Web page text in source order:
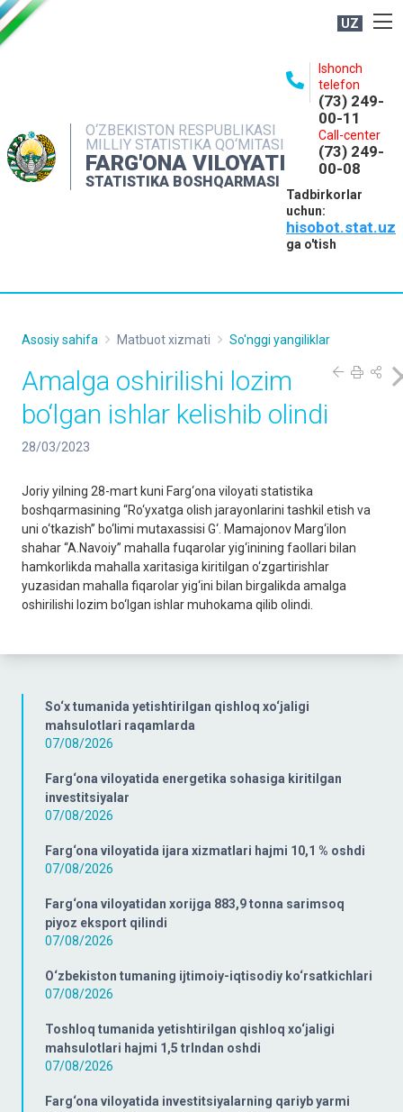
UZ
O‘ZBEKISTON RESPUBLIKASI
MILLIY STATISTIKA QO‘MITASI
FARG'ONA VILOYATI
STATISTIKA BOSHQARMASI
Ishonch
telefon
(73) 249-
00-11
Call-center
(73) 249-
00-08
Tadbirkorlar
uchun:
hisobot.stat.uz
ga o'tish
NASHRLAR
INTERAKTIV XIZMATLAR
MATBUOT XIZMATI
So‘x tumanida yetishtirilgan qishloq xo‘jaligi
mahsulotlari raqamlarda
07/08/2026
Farg‘ona viloyatida energetika sohasiga kiritilgan
investitsiyalar
07/08/2026
Farg‘ona viloyatida ijara xizmatlari hajmi 10,1 % oshdi
07/08/2026
Farg‘ona viloyatidan xorijga 883,9 tonna sarimsoq
piyoz eksport qilindi
07/08/2026
O‘zbekiston tumaning ijtimoiy-iqtisodiy ko‘rsatkichlari
07/08/2026
Toshloq tumanida yetishtirilgan qishloq xo‘jaligi
mahsulotlari hajmi 1,5 trlndan oshdi
07/08/2026
Farg‘ona viloyatida investitsiyalarning qariyb yarmi
Asosiy sahifa Matbuot xizmati So'nggi yangiliklar
Amalga oshirilishi lozim
bo‘lgan ishlar kelishib olindi
28/03/2023
Joriy yilning 28-mart kuni Farg‘ona viloyati statistika
boshqarmasining “Ro‘yxatga olish jarayonlarini tashkil etish va
uni o‘tkazish” bo‘limi mutaxassisi G‘. Mamajonov Marg‘ilon
shahar “A.Navoiy” mahalla fuqarolar yig‘inining faollari bilan
hamkorlikda mahalla xaritasiga kiritilgan o‘zgartirishlar
yuzasidan mahalla fiqarolar yig‘ini bilan birgalikda amalga
oshirilishi lozim bo‘lgan ishlar muhokama qilib olindi.